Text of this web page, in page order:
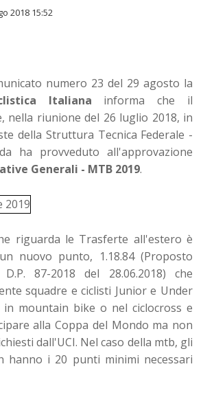
2018 15:52
numero 23 del 29 agosto la
Italiana informa che il
nella riunione del 26 luglio 2018, in
della Struttura Tecnica Federale -
ha provveduto all'approvazione
Generali - MTB 2019.
riguarda le Trasferte all'estero è
nuovo punto, 1.18.84 (Proposto
87-2018 del 28.06.2018) che
squadre e ciclisti Junior e Under
mountain bike o nel ciclocross e
alla Coppa del Mondo ma non
dall'UCI. Nel caso della mtb, gli
hanno i 20 punti minimi necessari